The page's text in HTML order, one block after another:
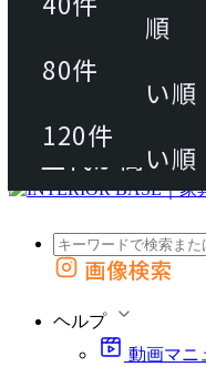
動画マニュアル
FAQ
カート
外部サイトの商品をカー
画像検索
ヘルプ
動画マニ
80件
120件
おすすめ順
上代が安い順
上代が高い順
80件
120件